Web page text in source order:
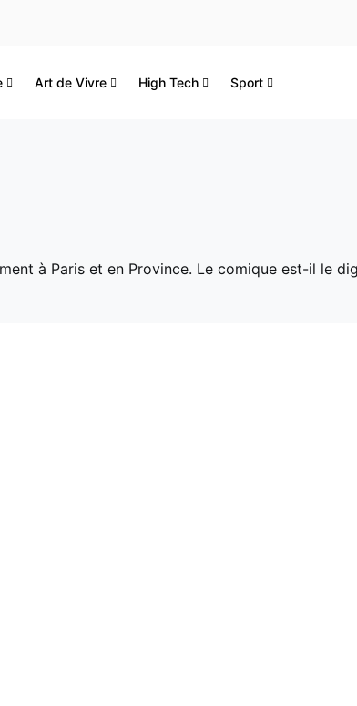
Art de Vivre High Tech Sport
à Paris et en Province. Le comique est-il le